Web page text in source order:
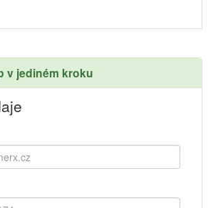
v jediném kroku